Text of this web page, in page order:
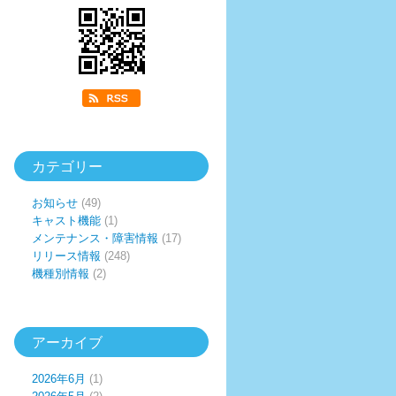
カテゴリー
お知らせ (49)
キャスト機能 (1)
メンテナンス・障害情報 (17)
リリース情報 (248)
機種別情報 (2)
アーカイブ
2026年6月 (1)